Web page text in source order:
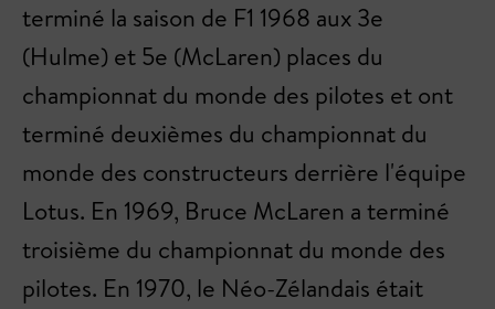
terminé la saison de F1 1968 aux 3e
(Hulme) et 5e (McLaren) places du
championnat du monde des pilotes et ont
terminé deuxièmes du championnat du
monde des constructeurs derrière l'équipe
Lotus. En 1969, Bruce McLaren a terminé
troisième du championnat du monde des
pilotes. En 1970, le Néo-Zélandais était